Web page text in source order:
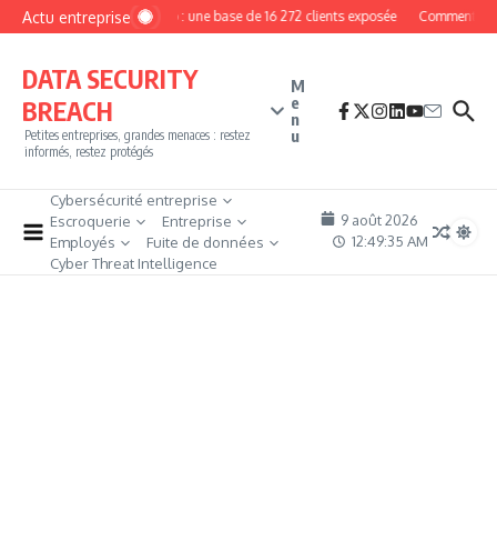
Aller au contenu
Actu entrepriseMyPhoto : une base de 16 272 clients exposée Comment
DATA SECURITY
BREACH
Petites entreprises, grandes menaces : restez
informés, restez protégés
M
e
n
u
Cybersécurité entreprise
Escroquerie
Entreprise
Employés
Fuite de données
Cyber Threat Intelligence
9 août 2026
12:49:36 AM